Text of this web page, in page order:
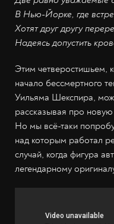
В Нью-Йорке, где
Хотят друг другу
Надеясь допустить
Этим четверостишьем,
начало бессмертного
Уильяма Шекспира,
рассказывая про
Но мы всё-таки
над которым работал
случай, когда фигура
легендарному